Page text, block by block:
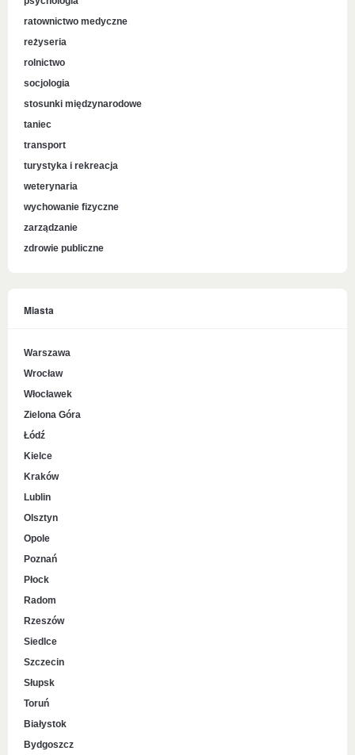
ratownictwo medyczne
reżyseria
rolnictwo
socjologia
stosunki międzynarodowe
taniec
transport
turystyka i rekreacja
weterynaria
wychowanie fizyczne
zarządzanie
zdrowie publiczne
Miasta
Warszawa
Wrocław
Włocławek
Zielona Góra
Łódź
Kielce
Kraków
Lublin
Olsztyn
Opole
Poznań
Płock
Radom
Rzeszów
Siedlce
Szczecin
Słupsk
Toruń
Białystok
Bydgoszcz